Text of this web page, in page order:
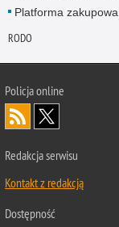
Platforma zakupowa
RODO
Policja online
Redakcja serwisu
Kontakt z redakcją
Dostępność